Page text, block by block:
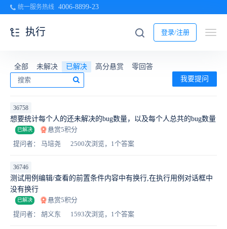
统一服务热线 4006-8899-23
登录/注册
执行
全部 未解决 已解决 高分悬赏
零回答
我要提问
36758
想要统计每个人的还未解决的bug数量，以及每个人总共的bug数量
已解决
悬赏5积分
提问者： 马培尧
2500次浏览，1个答案
36746
测试用例编辑/查看的前置条件内容中有换行,在执行用例对话框中
没有换行
已解决
悬赏5积分
提问者： 胡义东
1593次浏览，1个答案